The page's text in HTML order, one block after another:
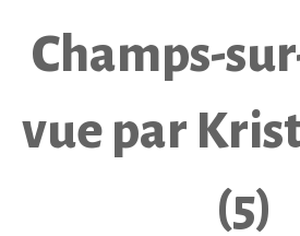
Champs-
vue par
(5)